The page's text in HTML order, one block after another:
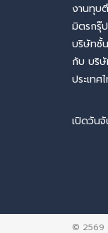
งานทุบ
มิตรกรุ๊
บริษัทชั้
กับ บริ
ประเทศ
เปิดวัน
© 2569